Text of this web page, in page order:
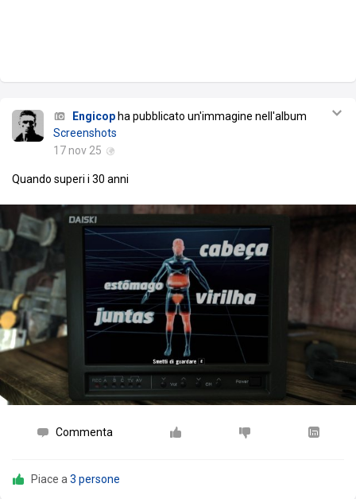
Engicop ha pubblicato un'immagine nell'album
Screenshots
17 nov 25
Quando superi i 30 anni
Commenta
Piace a 3 persone